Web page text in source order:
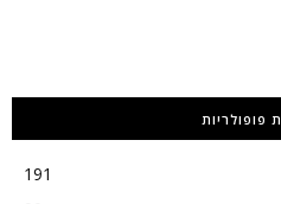
פופולריות
191